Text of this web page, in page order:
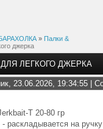
» Палки &
джерка
ЛЕГКОГО ДЖЕРКА
23.06.2026, 19:34:55 |
T 20-80 гр
- раскладывается на